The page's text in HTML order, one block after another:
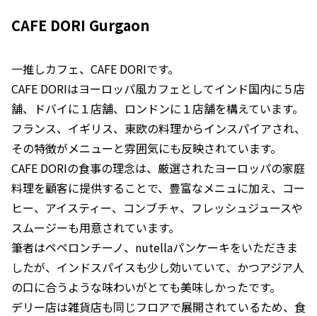
CAFE DORI Gurgaon
一推しカフェ、CAFE DORIです。
CAFE DORIはヨーロッパ風カフェとしてインド国内に５店
舗、ドバイに１店舗、ロンドンに１店舗を構えています。
フランス、イギリス、東欧の料理からインスパイアされ、
その特徴がメニューと雰囲気にも反映されています。
CAFE DORIの食事の理念は、厳選されたヨーロッパの家庭
料理を顧客に提供することで、豊富なメニュに加え、コー
ヒー、アイスティー、コンブチャ、フレッシュジュースや
スムージーも用意されています。
筆者はペペロンチーノ、nutellaパンケーキをいただきま
したが、インドスパイスも少し効いていて、かつアジア人
の口に合うような味わいがとても美味しかったです。
デリー店は雑貨店も同じフロアで展開されているため、食